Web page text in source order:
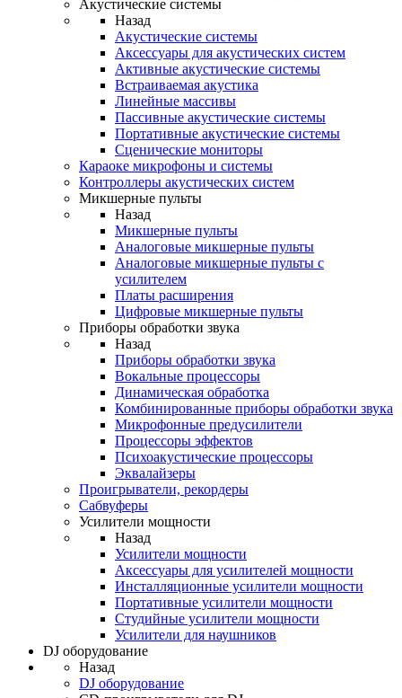
Акустические системы
Назад
Акустические системы
Аксессуары для акустических систем
Активные акустические системы
Встраиваемая акустика
Линейные массивы
Пассивные акустические системы
Портативные акустические системы
Сценические мониторы
Караоке микрофоны и системы
Контроллеры акустических систем
Микшерные пульты
Назад
Микшерные пульты
Аналоговые микшерные пульты
Аналоговые микшерные пульты с
усилителем
Платы расширения
Цифровые микшерные пульты
Приборы обработки звука
Назад
Приборы обработки звука
Вокальные процессоры
Динамическая обработка
Комбинированные приборы обработки звука
Микрофонные предусилители
Процессоры эффектов
Психоакустические процессоры
Эквалайзеры
Проигрыватели, рекордеры
Сабвуферы
Усилители мощности
Назад
Усилители мощности
Аксессуары для усилителей мощности
Инсталляционные усилители мощности
Портативные усилители мощности
Студийные усилители мощности
Усилители для наушников
DJ оборудование
Назад
DJ оборудование